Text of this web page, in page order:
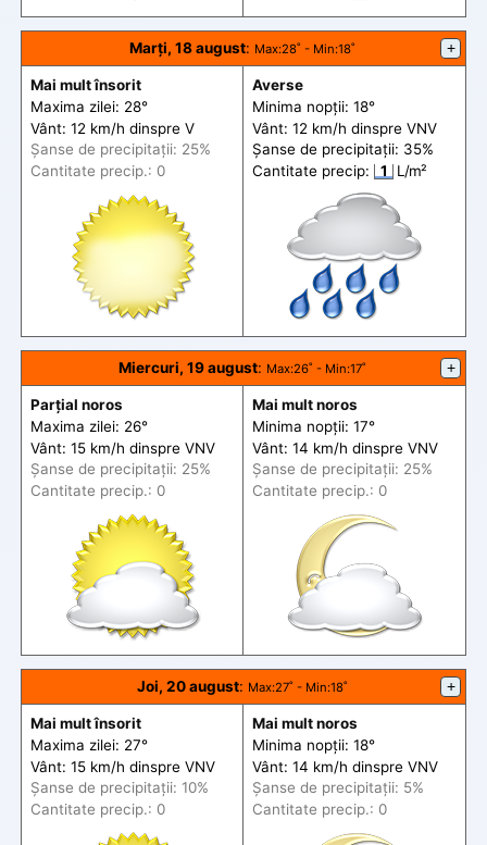
Marți, 18 august: Max:28˚ - Min:18˚ +
Mai mult însorit
Maxima zilei: 28°
Vânt: 12 km/h dinspre V
Șanse de precipitații: 25%
Cantitate precip.: 0
Averse
Minima nopții: 18°
Vânt: 12 km/h dinspre VNV
Șanse de precipitații: 35%
Cantitate precip:
1 L/m²
Miercuri, 19 august: Max:26˚ - Min:17˚ +
Parțial noros
Maxima zilei: 26°
Vânt: 15 km/h dinspre VNV
Șanse de precipitații: 25%
Cantitate precip.: 0
Mai mult noros
Minima nopții: 17°
Vânt: 14 km/h dinspre VNV
Șanse de precipitații: 25%
Cantitate precip.: 0
Joi, 20 august: Max:27˚ - Min:18˚ +
Mai mult însorit
Maxima zilei: 27°
Vânt: 15 km/h dinspre VNV
Șanse de precipitații: 10%
Cantitate precip.: 0
Mai mult noros
Minima nopții: 18°
Vânt: 14 km/h dinspre VNV
Șanse de precipitații: 5%
Cantitate precip.: 0